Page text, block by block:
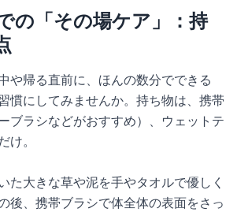
の「その場ケア」：持
や帰る直前に、ほんの数分でできる
慣にしてみませんか。持ち物は、携帯
ブラシなどがおすすめ）、ウェットテ
け。
た大きな草や泥を手やタオルで優しく
後、携帯ブラシで体全体の表面をさっ